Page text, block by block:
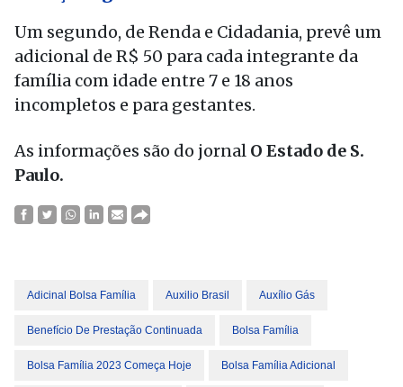
Um segundo, de Renda e Cidadania, prevê um
adicional de R$ 50 para cada integrante da
família com idade entre 7 e 18 anos
incompletos e para gestantes.
As informações são do jornal O Estado de S.
Paulo.
Adicinal Bolsa Família Auxilio Brasil Auxílio Gás
Benefício De Prestação Continuada Bolsa Família
Bolsa Família 2023 Começa Hoje Bolsa Família Adicional